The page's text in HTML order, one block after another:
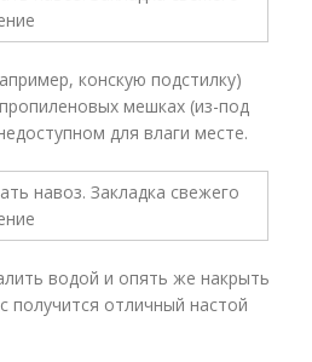
конскую подстилку)
мешках (из-под
для влаги месте.
водой и опять же накрыть
получится отличный настой